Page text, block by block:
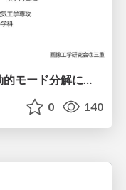
脈波のダイナミクスに基づいた動的モード分解による非接触心拍数推定
0 140